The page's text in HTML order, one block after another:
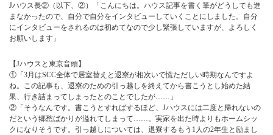
Jハウス長②（以下、②）「こんにちは。ハウス記事を書く筆がどうしても進
まなかったので、自分で自分をインタビューしていくことにしました。自分
にインタビューをされるのは初めてなので少し緊張していますが、よろしく
お願いします」
【Jハウスと東京音頭】
①「3月はSCC全体で居室替えと退寮が相次いで慌ただしい時期なんですよ
ね。この記事も、退寮のための引っ越しを終えてから書こうとし始めた結
果、行き詰まってしまったとのことでしたが……」
②「そうなんです。書こうとすればするほど、Jハウスには二度と帰れないの
だという郷愁ばかりが溢れてしまって……。実家を出た時よりもホームシッ
クになりそうです。引っ越しについては、退寮するもう1人の2年生と励まし